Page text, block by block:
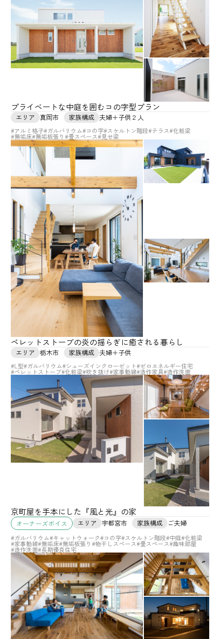
プライベートな中庭を囲むコの字型プラン
エリア 真岡市 家族構成 夫婦＋子供２人
#アルミ格子#ガルバリウム#コの字#スケルトン階段#テラス#化粧梁
#無垢床#無垢板張り#畳スペース#見せ梁
ペレットストーブの炎の揺らぎに癒される暮らし
エリア 栃木市 家族構成 夫婦＋子供
#L型#ガルバリウム#シューズインクローゼット#ゼロエネルギー住宅
#ペレットストーブ#化粧梁#吹き抜け#家事動線#造作家具#造作洗面
京町屋を手本にした『風と光』の家
オーナーズボイス エリア 宇都宮市 家族構成 ご夫婦
#ガルバリウム#キャットウォーク#コの字#スケルトン階段#中庭#化粧梁
#家事動線#無垢床#無垢板張り#物干しスペース#畳スペース#趣味部屋
#造作洗面#長期優良住宅